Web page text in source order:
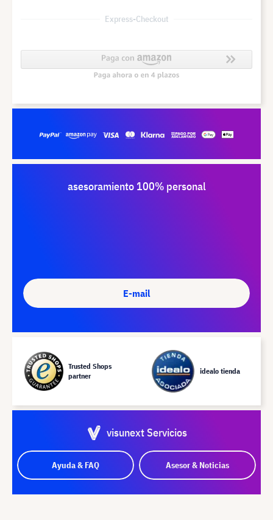
Express-Checkout
asesoramiento 100% personal
E-mail
Trusted Shops
partner
idealo tienda
visunext Servicios
Ayuda & FAQ Asesor & Noticias